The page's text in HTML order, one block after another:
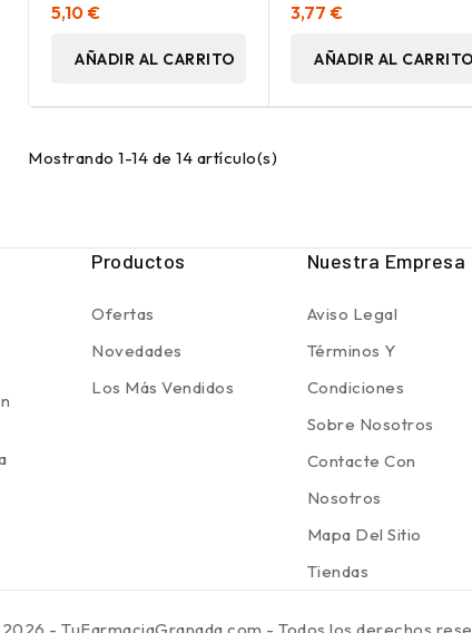
5,10 €
AÑADIR AL CARRITO
3,77 €
AÑADIR AL CARRITO
Mostrando 1-14 de 14 artículo(s)
Productos
Ofertas
Novedades
Los Más Vendidos
Nuestra Empresa
Aviso Legal
Términos Y
Condiciones
Sobre Nosotros
Contacte Con
Nosotros
Mapa Del Sitio
Tiendas
- TuFarmaciaGranada.com - Todos los derechos